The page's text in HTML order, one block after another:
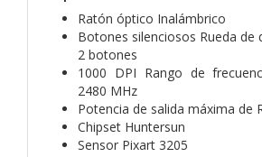
Ratón óptico Inalámbrico
Botones silenciosos Rueda de
2 botones
1000 DPI Rango de
2480 MHz
Potencia de salida máxima de
Chipset Huntersun
Sensor Pixart 3205